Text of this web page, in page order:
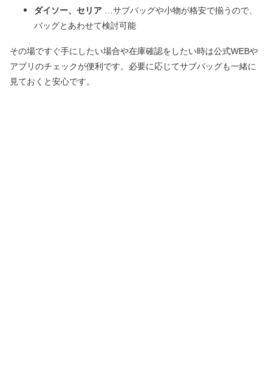
ダイソー、セリア …サブバッグや小物が格安で揃うので、
バッグとあわせて検討可能
その場ですぐ手にしたい場合や在庫確認をしたい時は公式WEBや
アプリのチェックが便利です。必要に応じてサブバッグも一緒に
見ておくと安心です。